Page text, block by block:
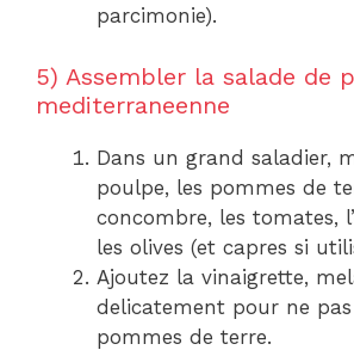
parcimonie).
5) Assembler la salade de
mediterraneenne
Dans un grand saladier,
poulpe, les pommes de
concombre, les tomates,
les olives (et capres si
Ajoutez la vinaigrette,
delicatement pour ne pas
pommes de terre.